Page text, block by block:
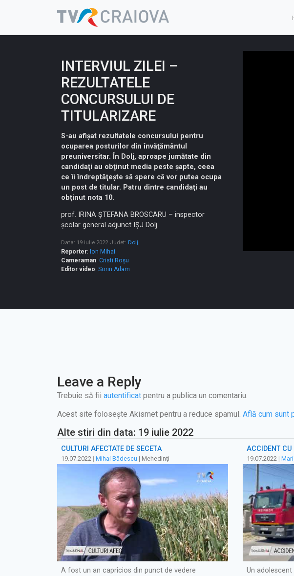
INTERVIUL ZILEI –
REZULTATELE
CONCURSULUI DE
TITULARIZARE
S-au afişat rezultatele concursului pentru
ocuparea posturilor din învăţământul
preuniversitar. În Dolj, aproape jumătate din
candidaţi au obţinut media peste şapte, ceea
ce îi îndreptăţeşte să spere că vor putea ocupa
un post de titular. Patru dintre candidaţi au
obţinut nota 10.
prof. IRINA ŞTEFANA BROSCARU – inspector
şcolar general adjunct IŞJ Dolj
Data: 19 iulie 2022 Judet: Dolj
Reporter: Ion Mihai
Cameraman: Cristi Roșu
Editor video: Sorin Adam
Leave a Reply
Trebuie să fii autentificat pentru a publica un comentariu.
Acest site folosește Akismet pentru a reduce spamul. Află cum sunt
Alte stiri din data: 19 iulie 2022
CULTURI AFECTATE DE SECETĂ
19.07.2022 | Mihai Bădescu | Mehedinți
A fost un an capricios din punct de vedere
ACCIDENT
19.07.2022 |
Un